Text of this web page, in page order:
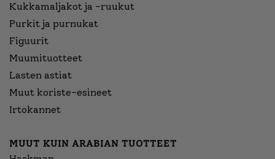
Kukkamaljakot ja -ruukut
Purkit ja purnukat
Figuurit
Muumituotteet
Lasten astiat
Muut koriste-esineet
Irtokannet
MUUT KUIN ARABIAN TUOTTEET